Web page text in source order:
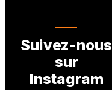
Suivez-nous
sur
Instagram